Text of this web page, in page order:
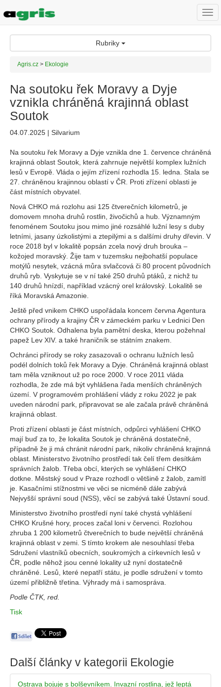
Rubriky
Agris.cz > Ekologie
Na soutoku řek Moravy a Dyje
vznikla chráněná krajinná oblast
Soutok
04.07.2025 | Silvarium
Na soutoku řek Moravy a Dyje vznikla dne 1. července chráněná
krajinná oblast Soutok, která zahrnuje největší komplex lužních
lesů v Evropě. Vláda o jejím zřízení rozhodla 15. ledna. Stala se
27. chráněnou krajinnou oblastí v ČR. Proti zřízení oblasti je
část místních obyvatel.
Nová CHKO má rozlohu asi 125 čtverečních kilometrů, je
domovem mnoha druhů rostlin, živočichů a hub. Významným
fenoménem Soutoku jsou mimo jiné rozsáhlé lužní lesy s duby
letními, jasany úzkolistými a ztepilými a s dalšími druhy dřevin. V
roce 2018 byl v lokalitě popsán zcela nový druh brouka –
kožojed moravský. Žije tam v tuzemsku nejbohatší populace
motýlů nesytek, vzácná můra svlačcová či 80 procent původních
druhů ryb. Vyskytuje se v ní také 250 druhů ptáků, z nichž tu
140 druhů hnízdí, například vzácný orel královský. Lokalitě se
říká Moravská Amazonie.
Ještě před vnikem CHKO uspořádala koncem června Agentura
ochrany přírody a krajiny ČR v zámeckém parku v Lednici Den
CHKO Soutok. Odhalena byla pamětní deska, kterou požehnal
papež Lev XIV. a také hraničník se státním znakem.
Ochránci přírody se roky zasazovali o ochranu lužních lesů
podél dolních toků řek Moravy a Dyje. Chráněná krajinná oblast
tam měla vzniknout už po roce 2000. V roce 2011 vláda
rozhodla, že zde má být vyhlášena řada menších chráněných
území. V programovém prohlášení vlády z roku 2022 je pak
uveden národní park, připravovat se ale začala právě chráněná
krajinná oblast.
Proti zřízení oblasti je část místních, odpůrci vyhlášení CHKO
mají buď za to, že lokalita Soutok je chráněná dostatečně,
případně že ji má chránit národní park, nikoliv chráněná krajinná
oblast. Ministerstvo životního prostředí tak čelí třem desítkám
správních žalob. Třeba obcí, kterých se vyhlášení CHKO
dotkne. Městský soud v Praze rozhodl o většině z žalob, zamítl
je. Kasačními stížnostmi ve věci se nicméně dále zabývá
Nejvyšší správní soud (NSS), věcí se zabývá také Ústavní soud.
Ministerstvo životního prostředí nyní také chystá vyhlášení
CHKO Krušné hory, proces začal loni v červenci. Rozlohou
zhruba 1 200 kilometrů čtverečních to bude největší chráněná
krajinná oblast v zemi. S tímto krokem ale nesouhlasí třeba
Sdružení vlastníků obecních, soukromých a církevních lesů v
ČR, podle něhož jsou cenné lokality už nyní dostatečně
chráněné. Lesů, které nepatří státu, je podle sdružení v tomto
území přibližně třetina. Výhrady má i samospráva.
Podle ČTK, red.
Tisk
Další články v kategorii Ekologie
Ostrava bojuje s bolševníkem. Invazní rostlina, jež leptá